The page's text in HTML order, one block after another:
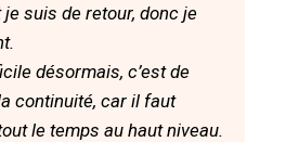
suis de retour, donc je
désormais, c’est de
continuité, car il faut
le temps au haut niveau.